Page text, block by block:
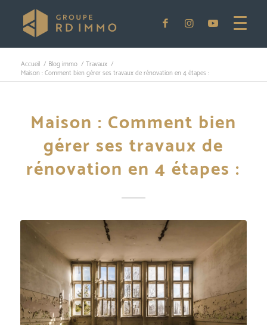
Accueil / Blog immo / Travaux /
Maison : Comment bien gérer ses travaux de rénovation en 4 étapes :
Maison : Comment bien
gérer ses travaux de
rénovation en 4 étapes :